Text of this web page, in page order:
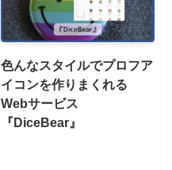
色んなスタイルでプロフア
イコンを作りまくれる
Webサービス
『DiceBear』